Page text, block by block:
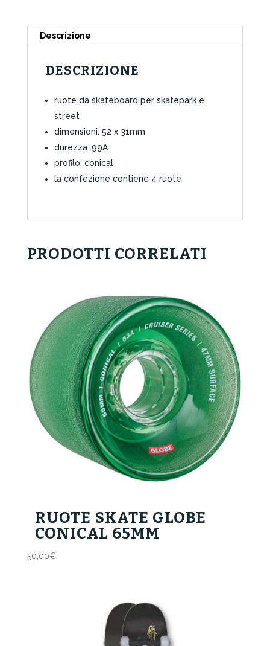
Descrizione
DESCRIZIONE
ruote da skateboard per skatepark e
street
dimensioni: 52 x 31mm
durezza: 99A
profilo: conical
la confezione contiene 4 ruote
PRODOTTI CORRELATI
RUOTE SKATE GLOBE
CONICAL 65MM
50,00€